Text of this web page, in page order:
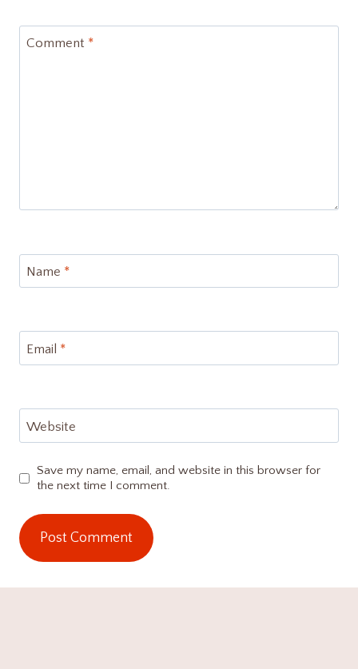
Comment *
Name *
Email *
Website
Save my name, email, and website in this browser for
the next time I comment.